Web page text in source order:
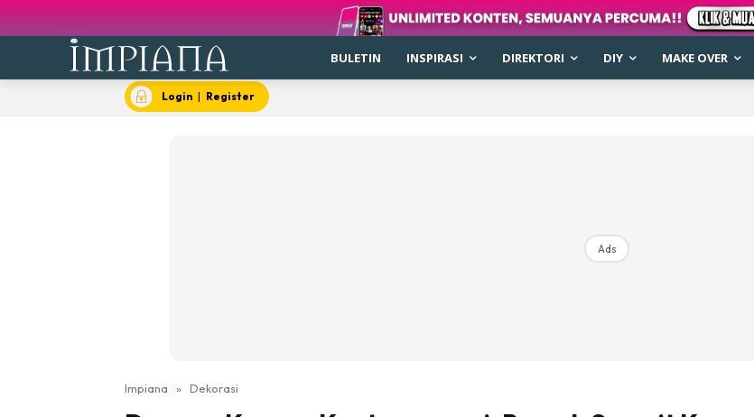
BULETIN INSPIRASI DIREKTORI DIY MAKE OVER
Login | Register
Ads
Impiana » Dekorasi